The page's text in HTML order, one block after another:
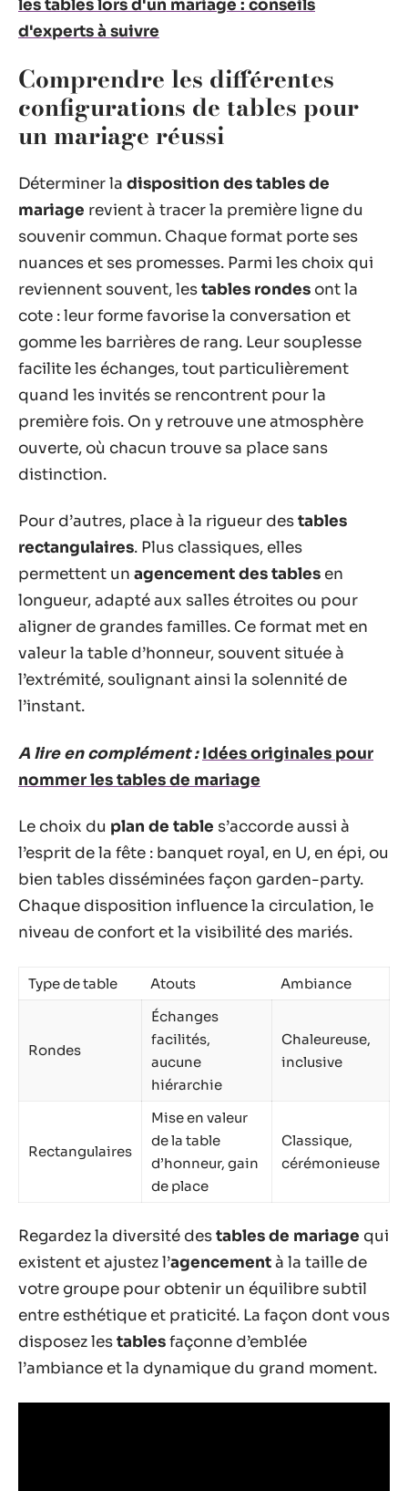
les tables lors d'un mariage : conseils
d'experts à suivre
Comprendre les différentes
configurations de tables pour
un mariage réussi
Déterminer la disposition des tables de
mariage revient à tracer la première ligne du
souvenir commun. Chaque format porte ses
nuances et ses promesses. Parmi les choix qui
reviennent souvent, lestables rondes ont la
cote : leur forme favorise la conversation et
gomme les barrières de rang. Leur souplesse
facilite les échanges, tout particulièrement
quand les invités se rencontrent pour la
première fois. On y retrouve une atmosphère
ouverte, où chacun trouve sa place sans
distinction.
Pour d’autres, place à la rigueur destables
rectangulaires. Plus classiques, elles
permettent un agencement des tables en
longueur, adapté aux salles étroites ou pour
aligner de grandes familles. Ce format met en
valeur la table d’honneur, souvent située à
l’extrémité, soulignant ainsi la solennité de
l’instant.
A lire en complément : Idées originales pour
nommer les tables de mariage
Le choix du plan de table s’accorde aussi à
l’esprit de la fête : banquet royal, en U, en épi, ou
bien tables disséminées façon garden-party.
Chaque disposition influence la circulation, le
niveau de confort et la visibilité des mariés.
Type de table Atouts Ambiance
Rondes
Échanges
facilités,
aucune
hiérarchie
Chaleureuse,
inclusive
Rectangulaires
Mise en valeur
de la table
d’honneur, gain
de place
Classique,
cérémonieuse
Regardez la diversité destables de mariage qui
existent et ajustez l’agencementà la taille de
votre groupe pour obtenir un équilibre subtil
entre esthétique et praticité. La façon dont vous
disposez lestablesfaçonne d’emblée
l’ambiance et la dynamique du grand moment.